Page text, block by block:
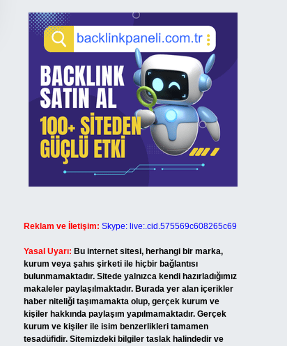
Reklam ve İletişim: Skype: live:.cid.575569c608265c69
Yasal Uyarı: Bu internet sitesi, herhangi bir marka,
kurum veya şahıs şirketi ile hiçbir bağlantısı
bulunmamaktadır. Sitede yalnızca kendi hazırladığımız
makaleler paylaşılmaktadır. Burada yer alan içerikler
haber niteliği taşımamakta olup, gerçek kurum ve
kişiler hakkında paylaşım yapılmamaktadır. Gerçek
kurum ve kişiler ile isim benzerlikleri tamamen
tesadüfidir. Sitemizdeki bilgiler taslak halindedir ve